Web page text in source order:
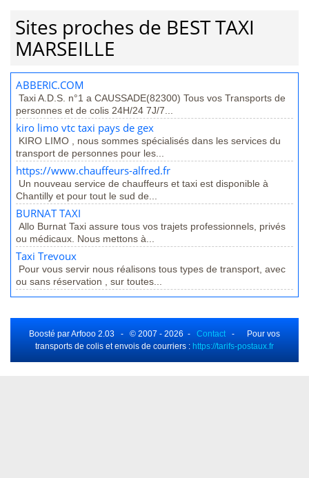
Sites proches de BEST TAXI
MARSEILLE
ABBERIC.COM
Taxi A.D.S. n°1 a CAUSSADE(82300) Tous vos Transports de
personnes et de colis 24H/24 7J/7...
kiro limo vtc taxi pays de gex
KIRO LIMO , nous sommes spécialisés dans les services du
transport de personnes pour les...
https://www.chauffeurs-alfred.fr
Un nouveau service de chauffeurs et taxi est disponible à
Chantilly et pour tout le sud de...
BURNAT TAXI
Allo Burnat Taxi assure tous vos trajets professionnels, privés
ou médicaux. Nous mettons à...
Taxi Trevoux
Pour vous servir nous réalisons tous types de transport, avec
ou sans réservation , sur toutes...
Boosté par Arfooo 2.03 - © 2007 - 2026 - Contact - Pour vos
transports de colis et envois de courriers : https://tarifs-postaux.fr